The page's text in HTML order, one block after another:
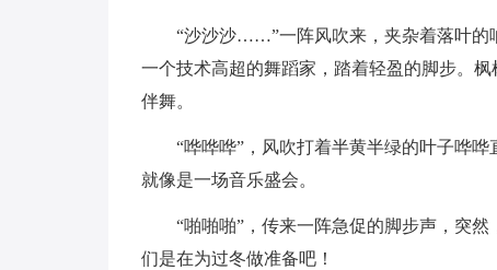
“沙沙沙……”一阵风吹来，夹杂着落叶的
一个技术高超的舞蹈家，踏着轻盈的脚步。
伴舞。
“哗哗哗”，风吹打着半黄半绿的叶子哗
就像是一场音乐盛会。
“啪啪啪”，传来一阵急促的脚步声，突
们是在为过冬做准备吧！